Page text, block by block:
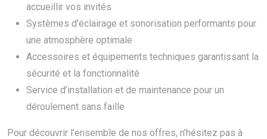
accueillir vos invités
Systèmes d’éclairage et sonorisation performants pour
une atmosphère optimale
Accessoires et équipements techniques garantissant la
sécurité et la fonctionnalité
Service d’installation et de maintenance pour un
déroulement sans faille
Pour découvrir l’ensemble de nos offres, n’hésitez pas à